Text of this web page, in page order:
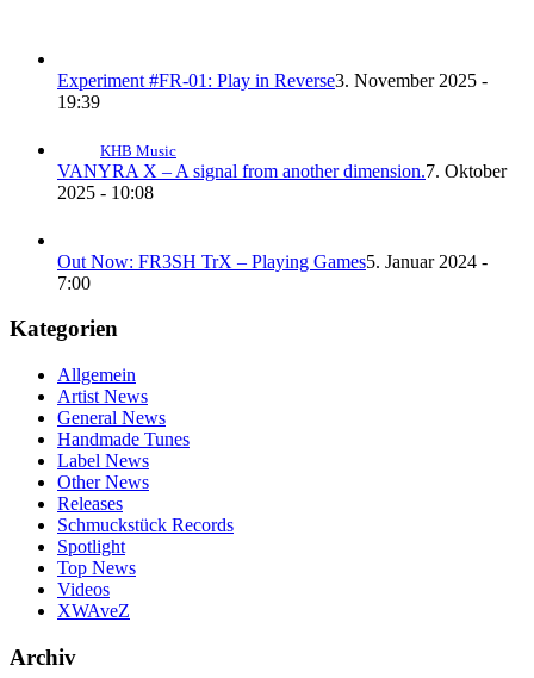
Experiment #FR-01: Play in Reverse3. November 2025 -
19:39
KHB Music
VANYRA X – A signal from another dimension.7. Oktober
2025 - 10:08
Out Now: FR3SH TrX – Playing Games5. Januar 2024 -
7:00
Kategorien
Allgemein
Artist News
General News
Handmade Tunes
Label News
Other News
Releases
Schmuckstück Records
Spotlight
Top News
Videos
XWAveZ
Archiv